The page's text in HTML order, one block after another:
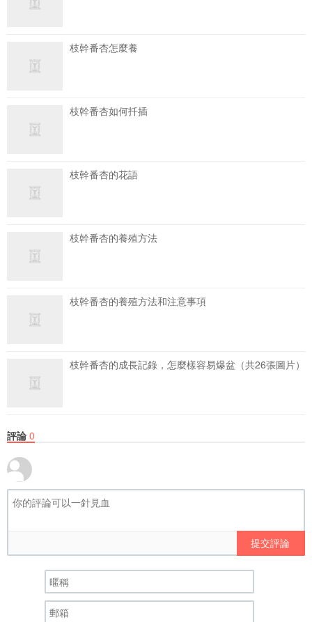
枝幹番杏怎麼養
枝幹番杏如何扦插
枝幹番杏的花語
枝幹番杏的養殖方法
枝幹番杏的養殖方法和注意事項
枝幹番杏的成長記錄，怎麼樣容易爆盆（共26張圖片）
評論 0
提交評論